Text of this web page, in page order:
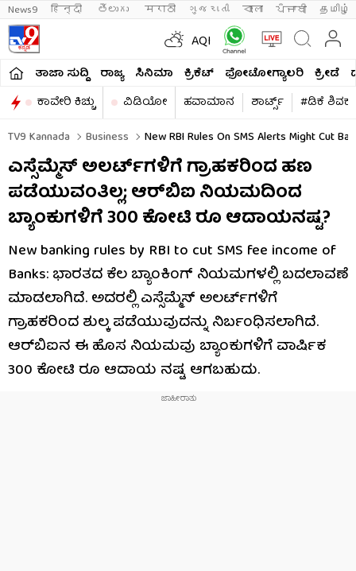
News9 हिन्दी తెలుగు मराठी ગુજરાતી বাংলা ਪੰਜਾਬੀ தமிழ்
AQI
ತಾಜಾ ಸುದ್ದಿ ರಾಜ್ಯ ಸಿನಿಮಾ ಕ್ರಿಕೆಟ್​ ಫೋಟೋಗ್ಯಾಲರಿ ಕ್ರೀಡೆ
ಕಾವೇರಿ ಕಿಚ್ಚು
ವಿಡಿಯೋ ಹವಾಮಾನ ಶಾರ್ಟ್ಸ್​
#ಡಿಕೆ
TV9 Kannada
Business New RBI Rules On SMS Alerts Might Cut
ಎಸ್ಸೆಮ್ಮೆಸ್ ಅಲರ್ಟ್​ಗಳಿಗೆ ಗ್ರಾಹಕರಿಂದ ಹಣ
ಪಡೆಯುವಂತಿಲ್ಲ; ಆರ್​ಬಿಐ ನಿಯಮದಿಂದ
ಬ್ಯಾಂಕುಗಳಿಗೆ 300 ಕೋಟಿ ರೂ ಆದಾಯನಷ್ಟ?
New banking rules by RBI to cut SMS fee income of
Banks: ಭಾರತದ ಕೆಲ ಬ್ಯಾಂಕಿಂಗ್ ನಿಯಮಗಳಲ್ಲಿ ಬದಲಾವಣೆ
ಮಾಡಲಾಗಿದೆ. ಅದರಲ್ಲಿ ಎಸ್ಸೆಮ್ಮೆಸ್ ಅಲರ್ಟ್​ಗಳಿಗೆ
ಗ್ರಾಹಕರಿಂದ ಶುಲ್ಕ ಪಡೆಯುವುದನ್ನು ನಿರ್ಬಂಧಿಸಲಾಗಿದೆ.
ಆರ್​ಬಿಐನ ಈ ಹೊಸ ನಿಯಮವು ಬ್ಯಾಂಕುಗಳಿಗೆ ವಾರ್ಷಿಕ
300 ಕೋಟಿ ರೂ ಆದಾಯ ನಷ್ಟ ಆಗಬಹುದು.